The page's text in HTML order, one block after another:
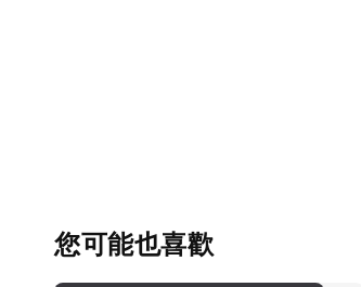
您可能也喜歡